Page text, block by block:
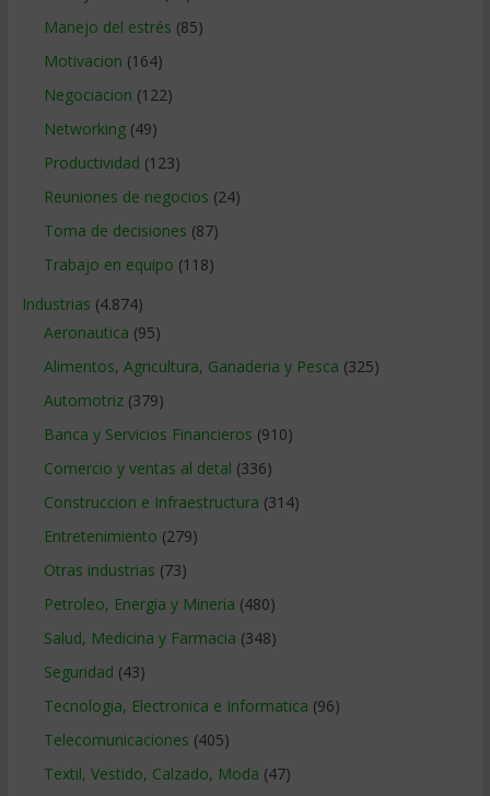
Manejo del estrés (85)
Motivacion (164)
Negociacion (122)
Networking(49)
Productividad (123)
Reuniones de negocios (24)
Toma de decisiones (87)
Trabajo en equipo (118)
Industrias (4.874)
Aeronautica (95)
Alimentos, Agricultura, Ganaderia y Pesca (325)
Automotriz(379)
Banca y Servicios Financieros (910)
Comercio y ventas al detal (336)
Construccion e Infraestructura (314)
Entretenimiento (279)
Otras industrias (73)
Petroleo, Energia y Mineria (480)
Salud, Medicina y Farmacia (348)
Seguridad (43)
Tecnologia, Electronica e Informatica (96)
Telecomunicaciones (405)
Textil, Vestido, Calzado, Moda (47)